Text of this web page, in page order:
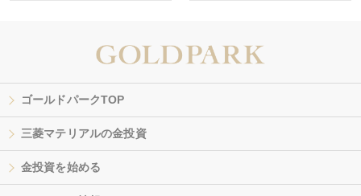
ゴールドパークTOP
三菱マテリアルの金投資
金投資を始める